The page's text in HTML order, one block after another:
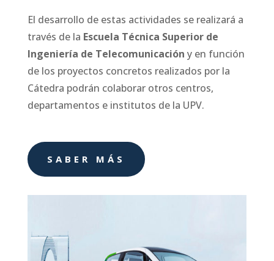
El desarrollo de estas actividades se realizará a
través de la Escuela Técnica Superior de
Ingeniería de Telecomunicación y en función
de los proyectos concretos realizados por la
Cátedra podrán colaborar otros centros,
departamentos e institutos de la UPV.
SABER MÁS